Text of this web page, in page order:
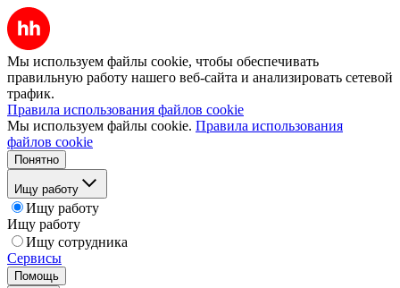
Мы используем файлы cookie, чтобы обеспечивать
правильную работу нашего веб-сайта и анализировать сетевой
трафик.
Правила использования файлов cookie
Мы используем файлы cookie. Правила использования
файлов cookie
Понятно
Ищу работу
Ищу работу
Ищу работу
Ищу сотрудника
Сервисы
Помощь